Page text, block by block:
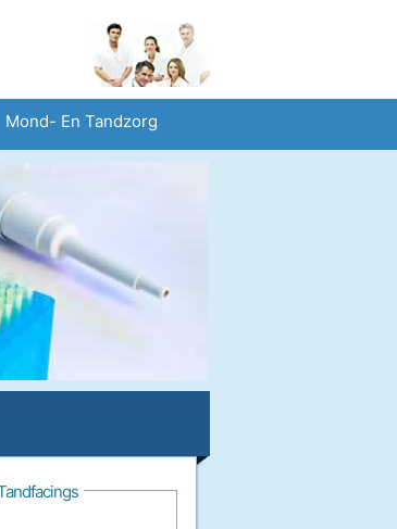
Mond- En Tandzorg